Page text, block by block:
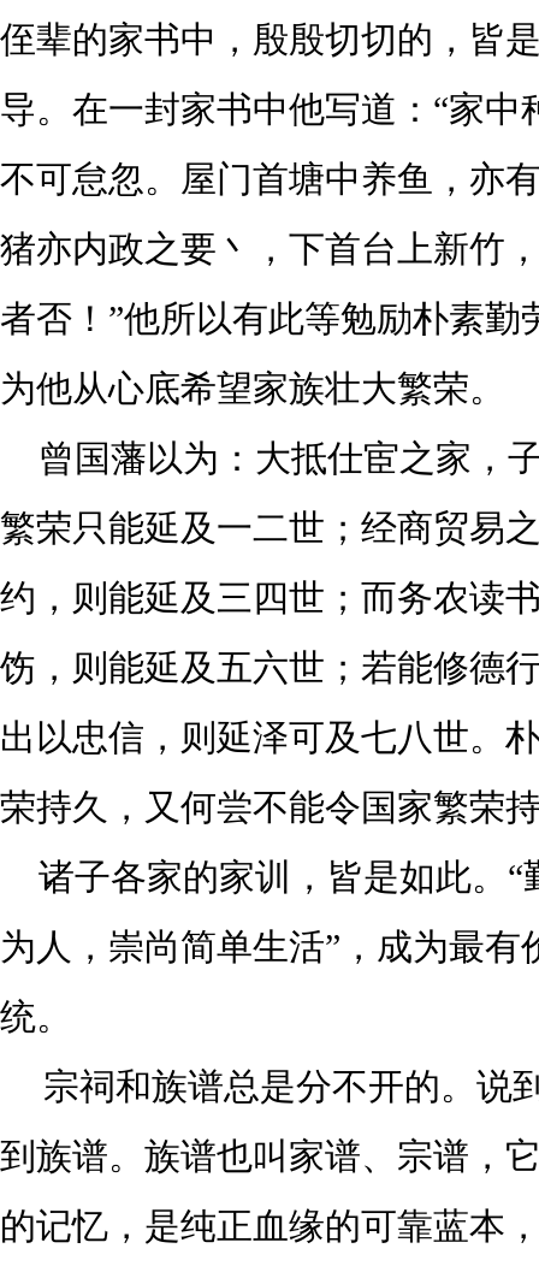
侄辈的家书中，殷殷切切的，皆
导。在一封家书中他写道： “家中
不可怠忽。屋门首塘中养鱼，亦
猪亦内政之要丶，下首台上新竹
者否！”他所以有此等勉励朴素勤
为他从心底希望家族壮大繁荣。
曾国藩以为：大抵仕宦之家，
繁荣只能延及一二世；经商贸易
约，则能延及三四世；而务农读
饬，则能延及五六世；若能修德
出以忠信，则延泽可及七八世。
荣持久，又何尝不能令国家繁荣
诸子各家的家训，皆是如此。 “
为人，崇尚简单生活”，成为最有
统。
宗祠和族谱总是分不开的。说
到族谱。族谱也叫家谱、宗谱，
的记忆，是纯正血缘的可靠蓝本